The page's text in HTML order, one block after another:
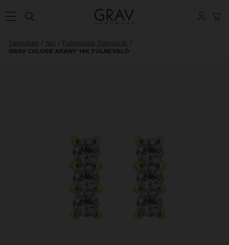
Termékek Női Fülbevalók, Fülgyűrűk
GRAV CHLOEE ARANY 14K FÜLBEVALÓ